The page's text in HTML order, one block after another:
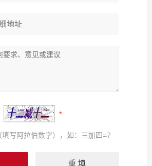
写阿拉伯数字），如：三加四=7